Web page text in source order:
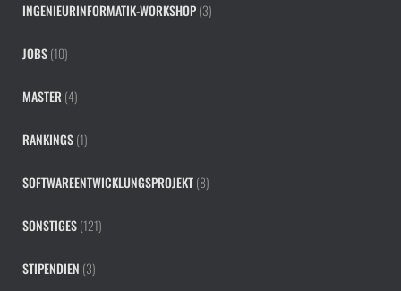
INGENIEURINFORMATIK-WORKSHOP(3)
JOBS(10)
MASTER (4)
RANKINGS(1)
SOFTWAREENTWICKLUNGSPROJEKT(8)
SONSTIGES(121)
STIPENDIEN (3)